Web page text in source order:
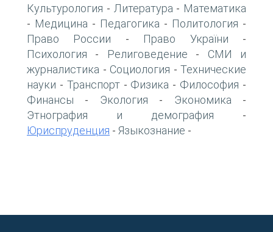
Культурология - Литература - Математика
- Медицина - Педагогика - Политология -
Право России - Право України -
Психология - Религоведение - СМИ и
журналистика - Социология - Технические
науки - Транспорт- Физика - Философия -
Финансы - Экология - Экономика -
Этнография и демография -
Юриспруденция - Языкознание -